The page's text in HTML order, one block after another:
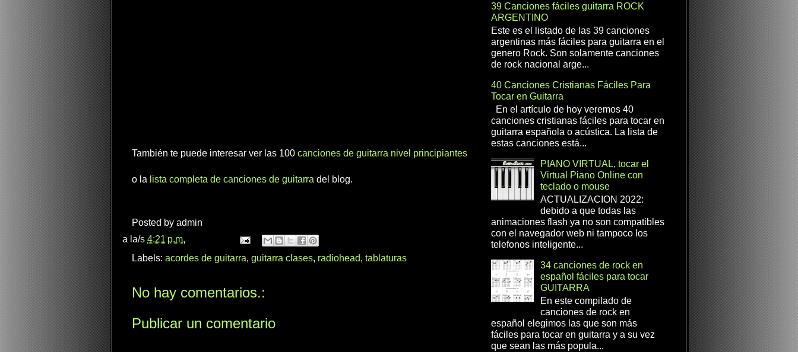
También te puede interesar ver las 100 canciones de guitarra nivel principiantes
o la lista completa de canciones de guitarra del blog.
Posted by admin
a la/s 4:21 p.m.
Labels: acordes de guitarra, guitarra clases, radiohead, tablaturas
No hay comentarios.:
Publicar un comentario
39 Canciones fáciles guitarra ROCK
ARGENTINO
Este es el listado de las 39 canciones
argentinas más fáciles para guitarra en el
genero Rock. Son solamente canciones
de rock nacional arge...
40 Canciones Cristianas Fáciles Para
Tocar en Guitarra
En el artículo de hoy veremos 40
canciones cristianas fáciles para tocar en
guitarra española o acústica. La lista de
estas canciones está...
PIANO VIRTUAL, tocar el
Virtual Piano Online con
teclado o mouse
ACTUALIZACION 2022:
debido a que todas las
animaciones flash ya no son compatibles
con el navegador web ni tampoco los
telefonos inteligente...
34 canciones de rock en
español fáciles para tocar
GUITARRA
En este compilado de
canciones de rock en
español elegimos las que son más
fáciles para tocar en guitarra y a su vez
que sean las más popula...